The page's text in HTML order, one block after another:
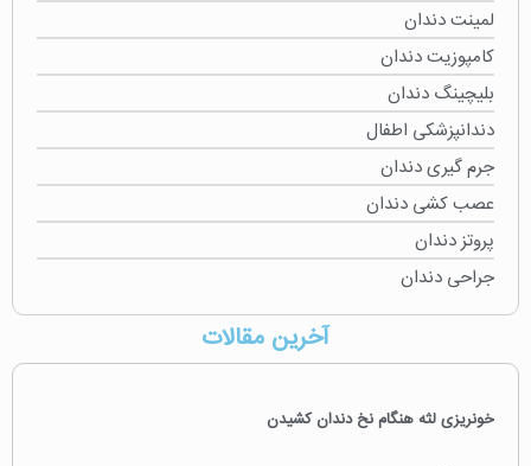
لمینت دندان
کامپوزیت دندان
بلیچینگ دندان
دندانپزشکی اطفال
جرم گیری دندان
عصب کشی دندان
پروتز دندان
جراحی دندان
آخرین مقالات
خونریزی لثه هنگام نخ دندان کشیدن